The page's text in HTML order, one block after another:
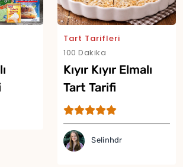
Tart Tarifleri
100 Dakika
Kıyır Kıyır Elmalı
Tart Tarifi
Selinhdr